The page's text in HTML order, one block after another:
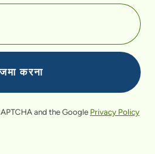
and the Google Privacy Policy